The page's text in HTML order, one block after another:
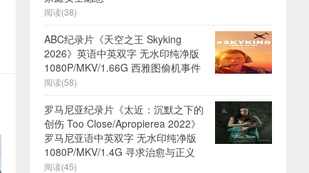
阅读(38)
ABC纪录片《天空之王 Skyking
2026》英语中英双字 无水印纯净版
1080P/MKV/1.66G 西雅图偷机事件
阅读(58)
罗马尼亚纪录片《太近：沉默之下的
创伤 Too Close/Apropierea 2022》
罗马尼亚语中英双字 无水印纯净版
1080P/MKV/1.4G 寻求治愈与正义
阅读(45)